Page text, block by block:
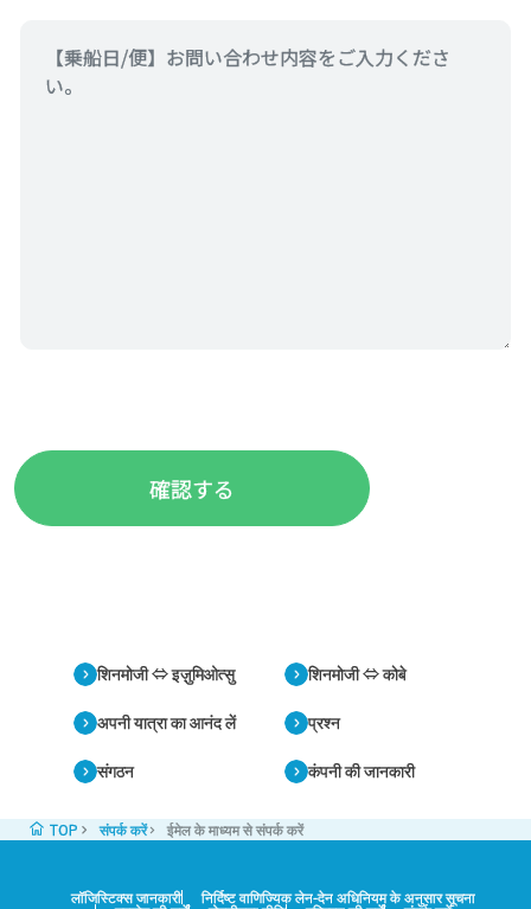
शिनमोजी ⇔ इज़ुमिओत्सु शिनमोजी ⇔ कोबे
अपनी यात्रा का आनंद लें प्रश्न
संगठन कंपनी की जानकारी
TOP संपर्क करें ईमेल के माध्यम से संपर्क करें
लॉजिस्टिक्स जानकारी निर्दिष्ट वाणिज्यिक लेन-देन अधिनियम के अनुसार सूचना